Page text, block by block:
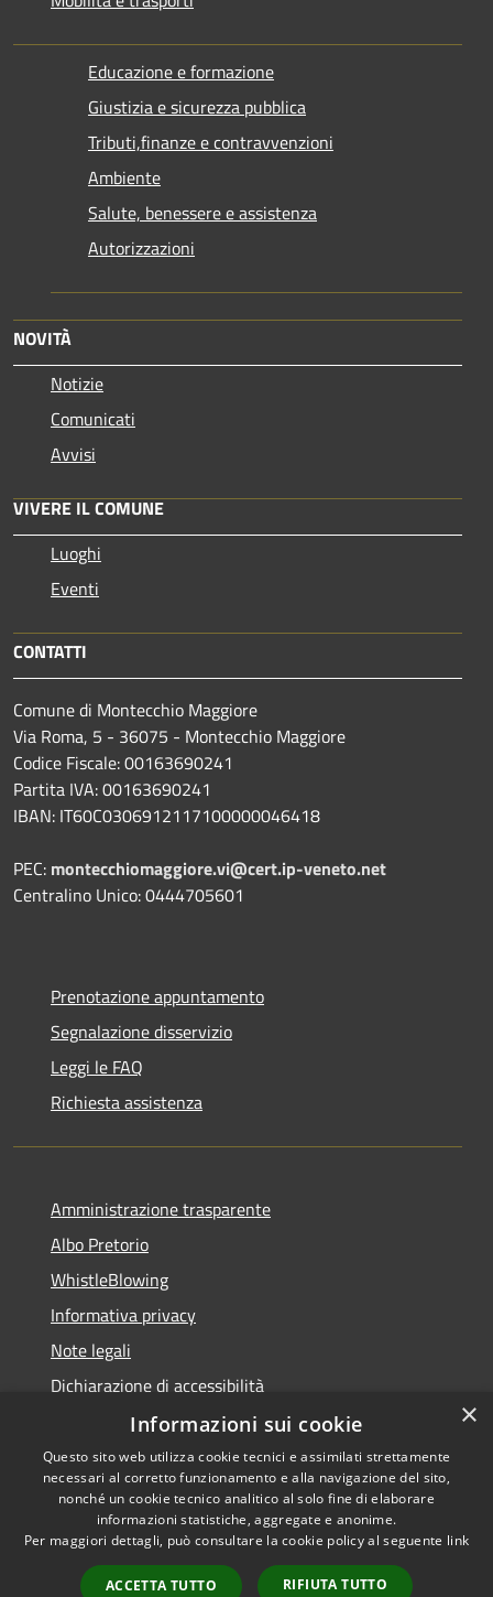
Educazione e formazione
Giustizia e sicurezza pubblica
Tributi,finanze e contravvenzioni
Ambiente
Salute, benessere e assistenza
Autorizzazioni
NOVITÀ
Notizie
Comunicati
Avvisi
VIVERE IL COMUNE
Luoghi
Eventi
CONTATTI
Comune di Montecchio Maggiore
Via Roma, 5 - 36075 - Montecchio Maggiore
Codice Fiscale: 00163690241
Partita IVA: 00163690241
IBAN: IT60C0306912117100000046418
PEC: montecchiomaggiore.vi@cert.ip-veneto.net
Centralino Unico: 0444705601
Prenotazione appuntamento
Segnalazione disservizio
Leggi le FAQ
Richiesta assistenza
Amministrazione trasparente
Albo Pretorio
WhistleBlowing
Informativa privacy
Note legali
Dichiarazione di accessibilità
Accessibilità
Privacy
Copyright © 2026 • Città di
Montecchio Maggiore •
Powered byMunicipium •
Accesso redazione
×
Informazioni sui cookie
Questo sito web utilizza cookie tecnici e assimilati strettamente
necessari al corretto funzionamento e alla navigazione del sito,
nonché un cookie tecnico analitico al solo fine di elaborare
informazioni statistiche, aggregate e anonime.
Per maggiori dettagli, può consultare la cookie policy al seguente link
ACCETTA TUTTO RIFIUTA TUTTO